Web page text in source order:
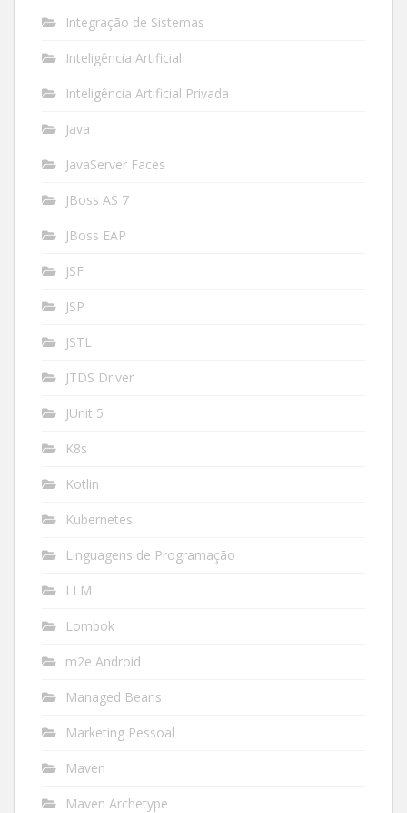
Integração de Sistemas
Inteligência Artificial
Inteligência Artificial Privada
Java
JavaServer Faces
JBoss AS 7
JBoss EAP
JSF
JSP
JSTL
JTDS Driver
JUnit 5
K8s
Kotlin
Kubernetes
Linguagens de Programação
LLM
Lombok
m2e Android
Managed Beans
Marketing Pessoal
Maven
Maven Archetype